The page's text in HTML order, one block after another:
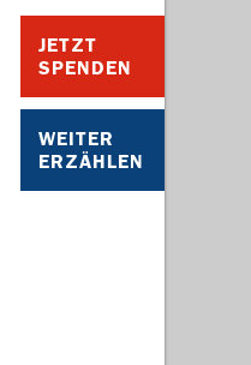
JETZT
SPENDEN
WEITER
ERZÄHLEN